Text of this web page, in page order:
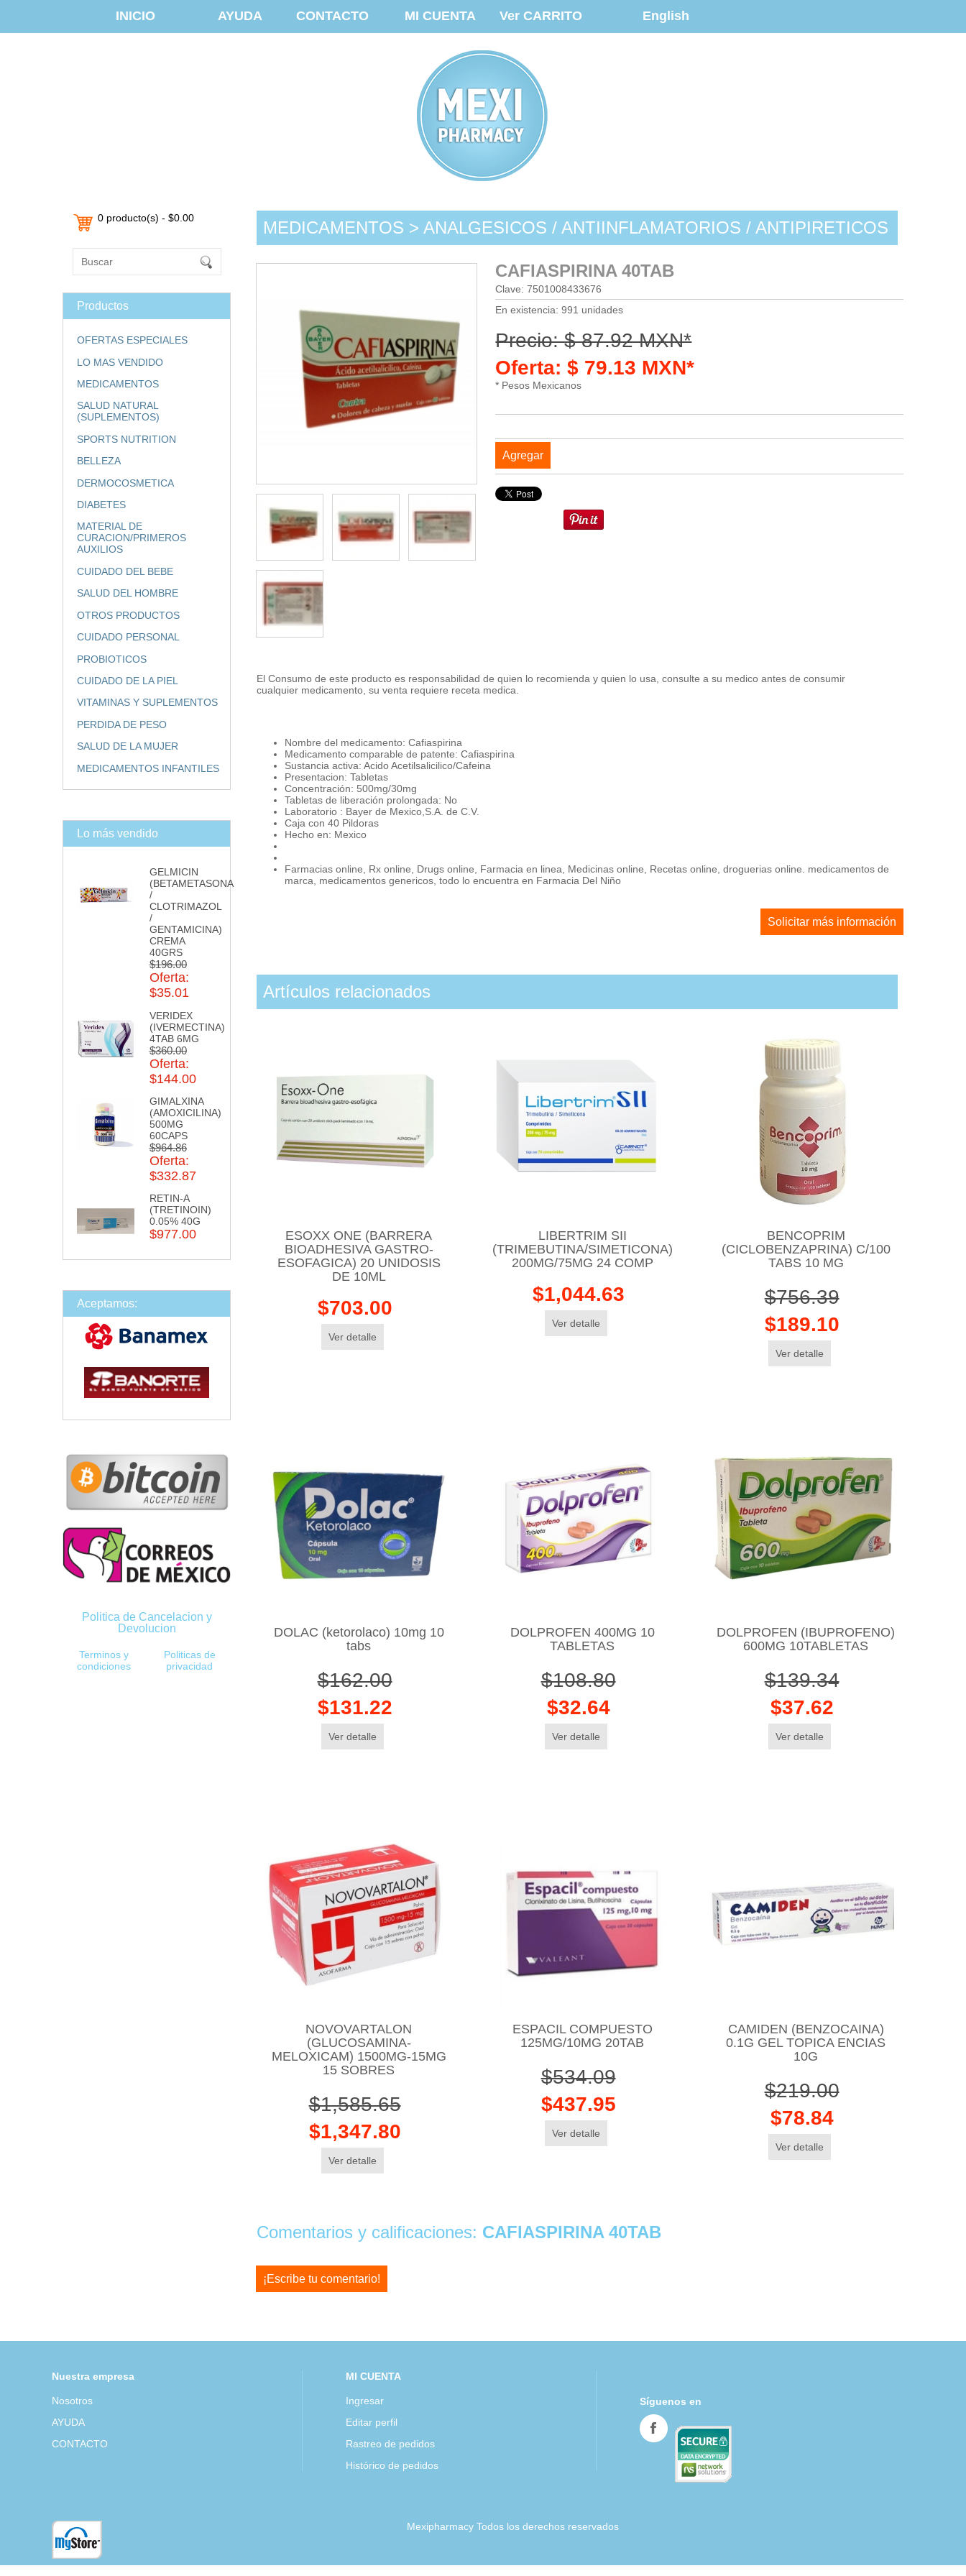
INICIO AYUDA CONTACTO MI CUENTA Ver CARRITO English
0 producto(s) - $0.00
Productos
OFERTAS ESPECIALES
LO MAS VENDIDO
MEDICAMENTOS
SALUD NATURAL
(SUPLEMENTOS)
SPORTS NUTRITION
BELLEZA
DERMOCOSMETICA
DIABETES
MATERIAL DE
CURACION/PRIMEROS
AUXILIOS
CUIDADO DEL BEBE
SALUD DEL HOMBRE
OTROS PRODUCTOS
CUIDADO PERSONAL
PROBIOTICOS
CUIDADO DE LA PIEL
VITAMINAS Y SUPLEMENTOS
PERDIDA DE PESO
SALUD DE LA MUJER
MEDICAMENTOS INFANTILES
Lo más vendido
GELMICIN
(BETAMETASONA
/
CLOTRIMAZOL
/
GENTAMICINA)
CREMA
40GRS
$196.00
Oferta:
$35.01
VERIDEX
(IVERMECTINA)
4TAB 6MG
$360.00
Oferta:
$144.00
GIMALXINA
(AMOXICILINA)
500MG
60CAPS
$964.86
Oferta:
$332.87
RETIN-A
(TRETINOIN)
0.05% 40G
$977.00
Aceptamos:
Politica de Cancelacion y
Devolucion
Terminos y
condiciones
Politicas de
privacidad
MEDICAMENTOS > ANALGESICOS / ANTIINFLAMATORIOS / ANTIPIRETICOS
CAFIASPIRINA 40TAB
Clave: 7501008433676
En existencia: 991 unidades
Precio: $ 87.92 MXN*
Oferta: $ 79.13 MXN*
* Pesos Mexicanos
Agregar
El Consumo de este producto es responsabilidad de quien lo recomienda y quien lo usa, consulte a su medico antes de consumir
cualquier medicamento, su venta requiere receta medica.
Nombre del medicamento: Cafiaspirina
Medicamento comparable de patente: Cafiaspirina
Sustancia activa: Acido Acetilsalicilico/Cafeina
Presentacion: Tabletas
Concentración: 500mg/30mg
Tabletas de liberación prolongada: No
Laboratorio : Bayer de Mexico,S.A. de C.V.
Caja con 40 Pildoras
Hecho en: Mexico
Farmacias online, Rx online, Drugs online, Farmacia en linea, Medicinas online, Recetas online, droguerias online. medicamentos de
marca, medicamentos genericos, todo lo encuentra en Farmacia Del Niño
Solicitar más información
Artículos relacionados
ESOXX ONE (BARRERA
BIOADHESIVA GASTRO-
ESOFAGICA) 20 UNIDOSIS
DE 10ML
$703.00
Ver detalle
LIBERTRIM SII
(TRIMEBUTINA/SIMETICONA)
200MG/75MG 24 COMP
$1,044.63
Ver detalle
BENCOPRIM
(CICLOBENZAPRINA) C/100
TABS 10 MG
$756.39
$189.10
Ver detalle
DOLAC (ketorolaco) 10mg 10
tabs
$162.00
$131.22
Ver detalle
DOLPROFEN 400MG 10
TABLETAS
$108.80
$32.64
Ver detalle
DOLPROFEN (IBUPROFENO)
600MG 10TABLETAS
$139.34
$37.62
Ver detalle
NOVOVARTALON
(GLUCOSAMINA-
MELOXICAM) 1500MG-15MG
15 SOBRES
$1,585.65
$1,347.80
Ver detalle
ESPACIL COMPUESTO
125MG/10MG 20TAB
$534.09
$437.95
Ver detalle
CAMIDEN (BENZOCAINA)
0.1G GEL TOPICA ENCIAS
10G
$219.00
$78.84
Ver detalle
Comentarios y calificaciones: CAFIASPIRINA 40TAB
¡Escribe tu comentario!
Nuestra empresa
Nosotros
AYUDA
CONTACTO
MI CUENTA
Ingresar
Editar perfil
Rastreo de pedidos
Histórico de pedidos
Síguenos en
Mexipharmacy Todos los derechos reservados